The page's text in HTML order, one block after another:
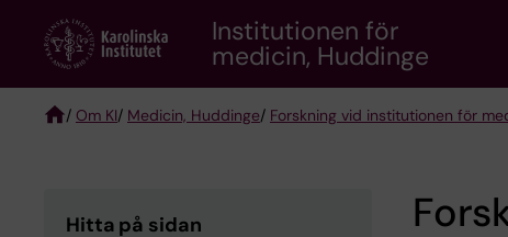
content
Institutionen för
medicin, Huddinge
/ Om KI/ Medicin, Huddinge/ Forskning vid institutionen för
Hitta på sidan